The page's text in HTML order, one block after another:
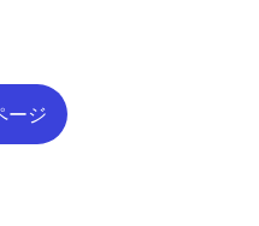
ージ